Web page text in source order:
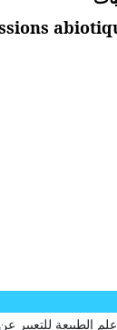
الطبيعة للتعبير